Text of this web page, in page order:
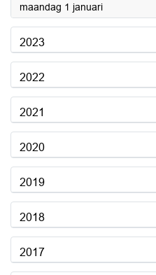
maandag 1 januari2024
2023
2022
2021
2020
2019
2018
2017